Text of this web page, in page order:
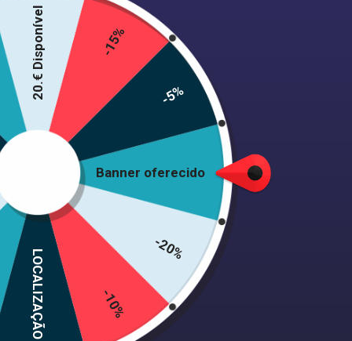
34,99
Tamanho
Adicionar ao carrinho
Envio 24/48h • Satisfeito ou reembolsado • +1000 clientes
Pagamento seguro garantido
Banner oferecido
-20%
-10%
LOCALIZAÇÃO
20.€ Disponível -15%
-5%